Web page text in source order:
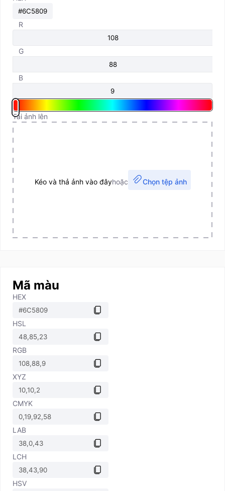
R
G
B
Tải ảnh lên
Kéo và thả ảnh vào đâyhoặc Chọn tệp ảnh
Mã màu
HEX
HSL
RGB
XYZ
CMYK
LAB
LCH
HSV